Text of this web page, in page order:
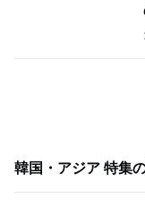
韓国・アジア 特集